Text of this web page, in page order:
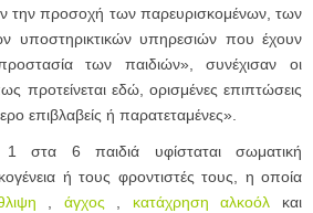
την προσοχή των παρευρισκομένων, των
υποστηρικτικών υπηρεσιών που έχουν
των παιδιών», συνέχισαν οι
προτείνεται εδώ, ορισμένες επιπτώσεις
επιβλαβείς ή παρατεταμένες».
1 στα 6 παιδιά υφίσταται σωματική
ή τους φροντιστές τους, η οποία
, άγχος , κατάχρησηαλκοόλ και